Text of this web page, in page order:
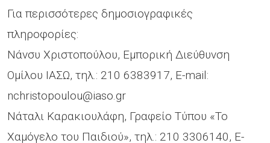
Για περισσότερες δημοσιογραφικές
πληροφορίες:
Νάνσυ Χριστοπούλου, Εμπορική Διεύθυνση
Ομίλου ΙΑΣΩ, τηλ.: 210 6383917, E-mail:
nchristopoulou@iaso.gr
Νάταλι Καρακιουλάφη, Γραφείο Τύπου «Το
Χαμόγελο του Παιδιού», τηλ.: 210 3306140, E-